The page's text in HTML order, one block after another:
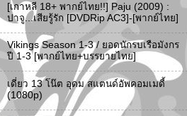
[เกาหลี 18+ พากย์ไทย!!] Paju (2009) :
ปาจู...เสียรู้รัก [DVDRip AC3]-[พากย์ไทย]
Vikings Season 1-3 / ยอดนักรบเรือมังกร
ปี 1-3 [พากย์ไทย+บรรยายไทย]
เดี่ยว 13 โน๊ต อุดม สแตนด์อัพคอมเมดี้
(1080p)